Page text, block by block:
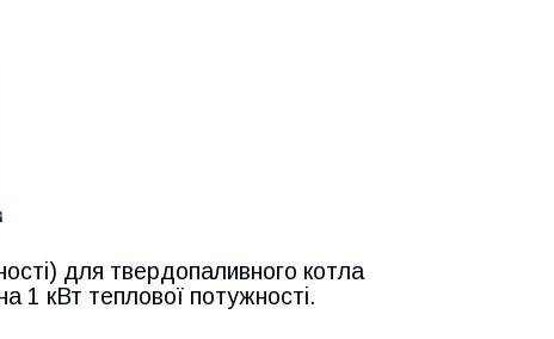
для твердопаливного котла
1 кВт теплової потужності.